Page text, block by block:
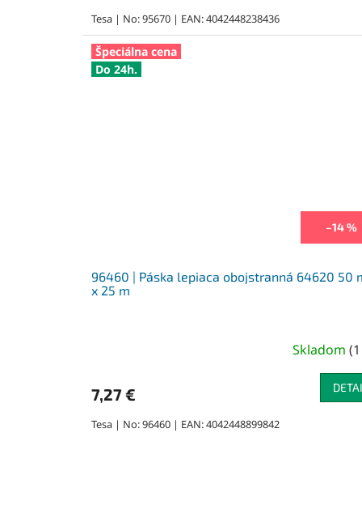
Tesa | No: 95670 | EAN: 4042448238436
Špeciálna cena
Do 24h.
–14 %
96460 | Páska lepiaca obojstranná 64620 50
x 25 m
Skladom(
7,27 €
Tesa | No: 96460 | EAN: 4042448899842